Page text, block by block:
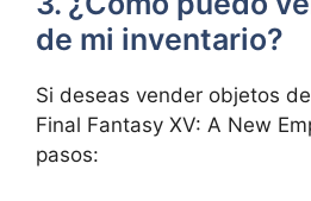
de mi​ inventario?
Si deseas vender ​objetos
Final‍ Fantasy ​XV: A New
pasos: